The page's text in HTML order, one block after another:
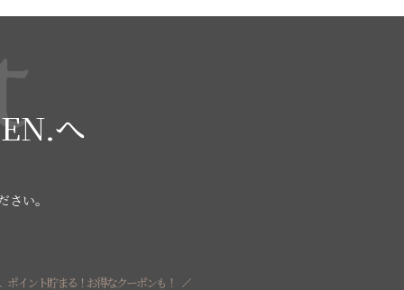
へ
い。
ポイント貯まる！お得なクーポンも！